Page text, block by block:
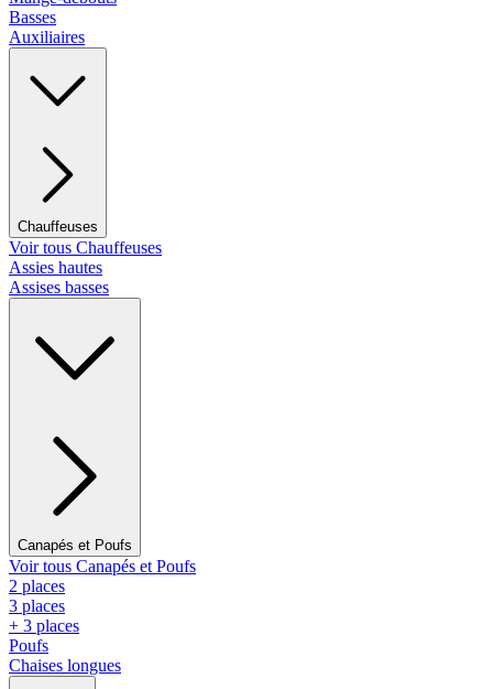
Basses
Auxiliaires
Chauffeuses
Voir tous Chauffeuses
Assies hautes
Assises basses
Canapés et Poufs
Voir tous Canapés et Poufs
2 places
3 places
+ 3 places
Poufs
Chaises longues